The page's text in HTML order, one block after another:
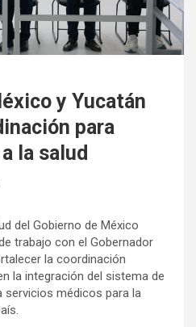
y Yucatán
para
la salud
del Gobierno de México
trabajo con el Gobernador
la coordinación
la integración del sistema de
servicios médicos para la